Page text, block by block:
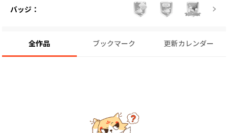
バッジ：
全作品 ブックマーク 更新カレンダー